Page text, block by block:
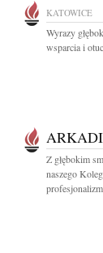
KATOWICE
Wyrazy
wsparcia i
Z głębokim
naszego